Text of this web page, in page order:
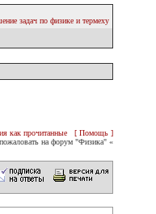
задач по физике и термеху
как прочитанные
[ Помощь ]
на форум "Физика" «